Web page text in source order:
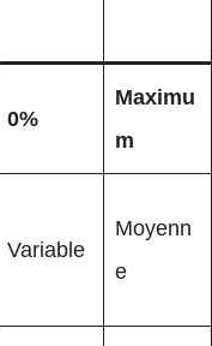
0%
Maximu
m
Variable
Moyenn
e